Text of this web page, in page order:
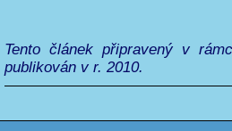
Tento článek připravený v
publikován v r. 2010.